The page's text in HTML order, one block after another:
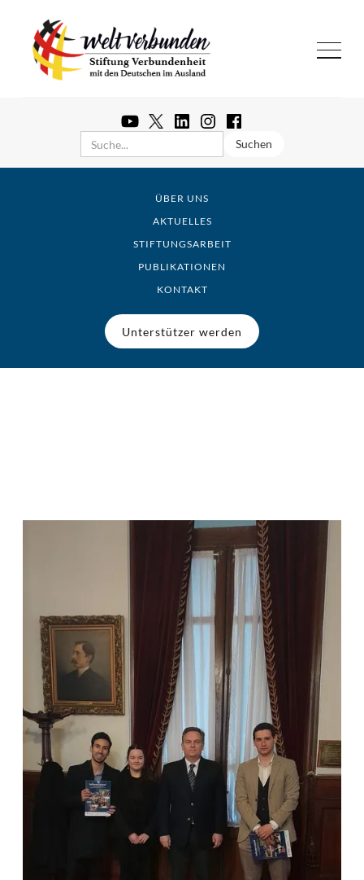
ÜBER UNS
AKTUELLES
STIFTUNGSARBEIT
PUBLIKATIONEN
KONTAKT
Unterstützer werden